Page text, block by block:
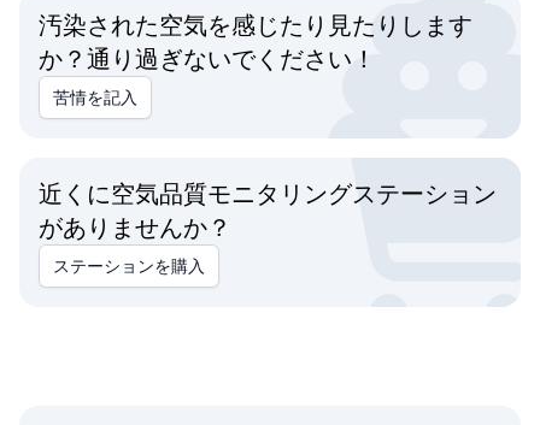
汚染された空気を感じたり見たりします
か？通り過ぎないでください！
苦情を記入
近くに空気品質モニタリングステーション
がありませんか？
ステーションを購入